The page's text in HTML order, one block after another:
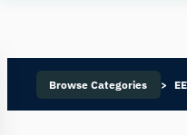
Browse Categories